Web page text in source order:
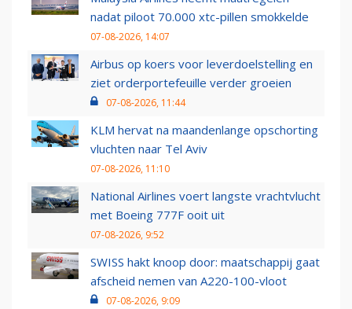
nadat piloot 70.000 xtc-pillen smokkelde
07-08-2026, 14:07
Airbus op koers voor leverdoelstelling en
ziet orderportefeuille verder groeien
07-08-2026, 11:44
KLM hervat na maandenlange opschorting
vluchten naar Tel Aviv
07-08-2026, 11:10
National Airlines voert langste vrachtvlucht
met Boeing 777F ooit uit
07-08-2026, 9:52
SWISS hakt knoop door: maatschappij gaat
afscheid nemen van A220-100-vloot
07-08-2026, 9:09